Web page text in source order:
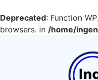
Deprecated: Function
browsers. in /home/